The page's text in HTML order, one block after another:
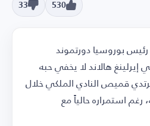
530
33
رئيس بوروسيا دورتموند
إيرلينغ هالاند لا يخفي حبه
قميص النادي الملكي خلال
رغم استمراره حالياً مع